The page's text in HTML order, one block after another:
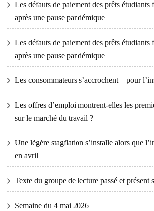
Les défauts de paiement des prêts étudiants
après une pause pandémique
Les défauts de paiement des prêts étudiants
après une pause pandémique
Les consommateurs s’accrochent – ​​pour
Les offres d’emploi montrent-elles les
sur le marché du travail ?
Une légère stagflation s’installe alors que
en avril
Texte du groupe de lecture passé et présent
Semaine du 4 mai 2026